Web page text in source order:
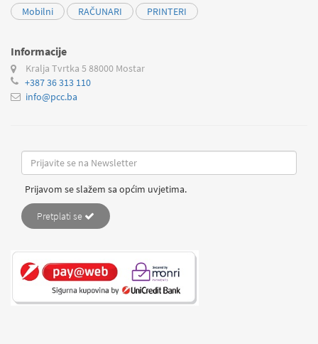
Mobilni
RAČUNARI PRINTERI
Informacije
Kralja Tvrtka 5 88000 Mostar
+387 36 313 110
info@pcc.ba
Prijavom se slažem sa općim uvjetima.
Pretplati se